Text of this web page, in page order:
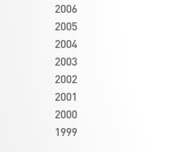
2006
2005
2004
2003
2002
2001
2000
1999